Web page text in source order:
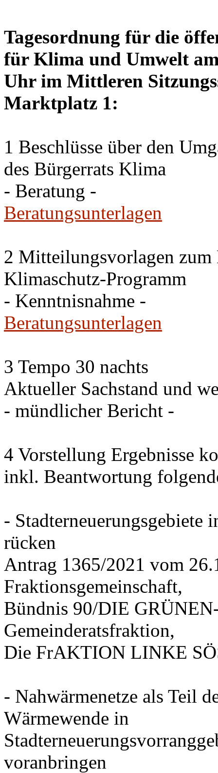
Tagesordnung für die
für Klima und Umwelt
Uhr im Mittleren
Marktplatz 1:
1 Beschlüsse über den
des Bürgerrats Klima
- Beratung -
Beratungsunterlagen
2 Mitteilungsvorlagen zum
Klimaschutz-Programm
- Kenntnisnahme -
Beratungsunterlagen
3 Tempo 30 nachts
Aktueller Sachstand und
- mündlicher Bericht -
4 Vorstellung Ergebnisse
inkl. Beantwortung
- Stadterneuerungsgebiete
rücken
Antrag 1365/2021 vom
Fraktionsgemeinschaft,
Bündnis 90/DIE
Gemeinderatsfraktion,
Die FrAKTION LINKE
- Nahwärmenetze als Teil
Wärmewende in
voranbringen